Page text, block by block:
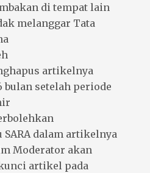
di tempat lain
melanggar Tata
artikelnya
bulan setelah periode
dalam artikelnya
Moderator akan
artikel pada